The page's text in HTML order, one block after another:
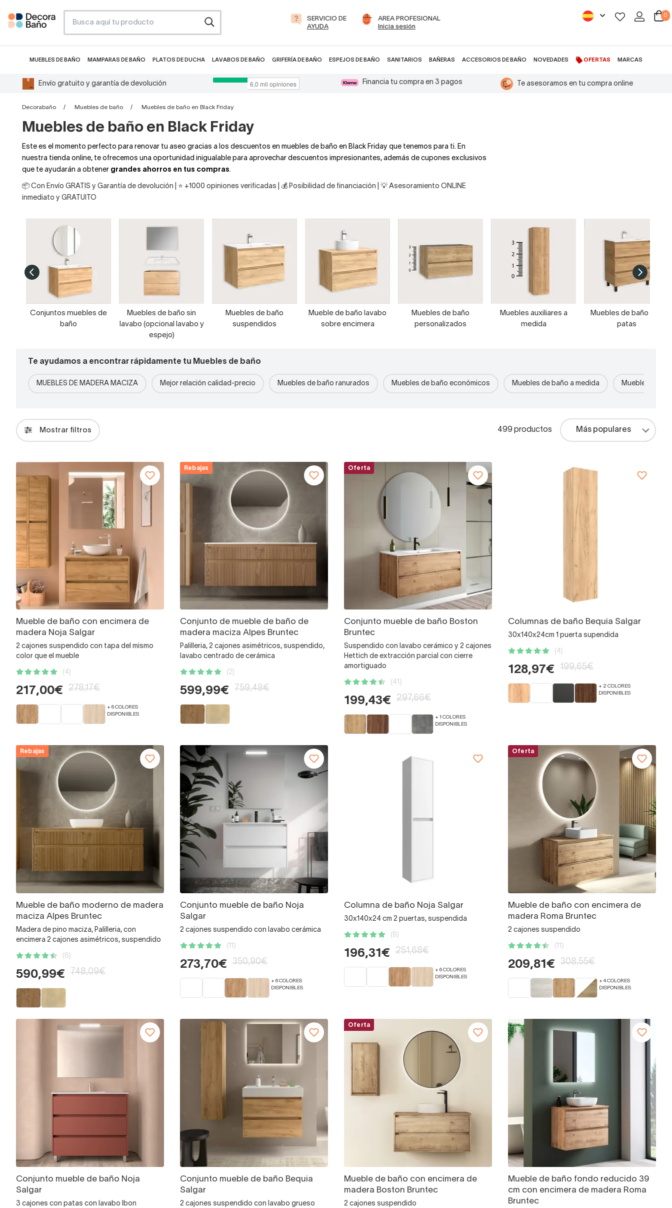
SERVICIO DE
AYUDA
AREA PROFESIONAL
Inicia sesión
0
MUEBLES DE BAÑO MAMPARAS DE BAÑO PLATOS DE DUCHA LAVABOS DE BAÑO GRIFERÍA DE BAÑO ESPEJOS DE BAÑO SANITARIOS BAÑERAS ACCESORIOS DE BAÑO NOVEDADES OFERTAS MARCAS
Envío gratuito y garantía de devolución Financia tu compra en 3 pagos Te asesoramos en tu compra online
Decorabaño Muebles de baño Muebles de baño en Black Friday
Muebles de baño en Black Friday
Este es el momento perfecto para renovar tu aseo gracias a los descuentos en muebles de baño en Black Friday que tenemos para ti. En
nuestra tienda online, te ofrecemos una oportunidad inigualable para aprovechar descuentos impresionantes, además de cupones exclusivos
que te ayudarán a obtener grandes ahorros en tus compras.
📦 Con Envío GRATIS y Garantía de devolución | ⭐ +1000 opiniones verificadas | 💰 Posibilidad de financiación | 💡 Asesoramiento ONLINE
inmediato y GRATUITO
Conjuntos muebles de
baño
Muebles de baño sin
lavabo (opcional lavabo y
espejo)
Muebles de baño
suspendidos
Mueble de baño lavabo
sobre encimera
Muebles de baño
personalizados
Muebles auxiliares a
medida
Muebles de baño con
patas
Te ayudamos a encontrar rápidamente tu Muebles de baño
MUEBLES DE MADERA MACIZA Mejor relación calidad-precio Muebles de baño ranurados Muebles de baño económicos Muebles de baño a medida Muebles de
Mostrar filtros 499 productos
Mueble de baño con encimera de
madera Noja Salgar
2 cajones suspendido con tapa del mismo
color que el mueble
(4)
217,00€ 278,17€
+ 6 COLORES
DISPONIBLES
Rebajas
Conjunto de mueble de baño de
madera maciza Alpes Bruntec
Palilleria, 2 cajones asimétricos, suspendido,
lavabo centrado de cerámica
(2)
599,99€ 759,48€
Oferta
Conjunto mueble de baño Boston
Bruntec
Suspendido con lavabo cerámico y 2 cajones
Hettich de extracción parcial con cierre
amortiguado
(41)
199,43€ 297,66€
+ 1 COLORES
DISPONIBLES
Columnas de baño Bequia Salgar
30x140x24cm 1 puerta supendida
(4)
128,97€ 199,65€
+ 2 COLORES
DISPONIBLES
Rebajas
Mueble de baño moderno de madera
maciza Alpes Bruntec
Madera de pino maciza, Palilleria, con
encimera 2 cajones asimétricos, suspendido
(6)
590,99€ 748,09€
Conjunto mueble de baño Noja
Salgar
2 cajones suspendido con lavabo cerámica
(11)
273,70€ 350,90€
+ 6 COLORES
DISPONIBLES
Columna de baño Noja Salgar
30x140x24 cm 2 puertas, suspendida
(8)
196,31€ 251,68€
+ 6 COLORES
DISPONIBLES
Oferta
Mueble de baño con encimera de
madera Roma Bruntec
2 cajones suspendido
(11)
209,81€ 308,55€
+ 4 COLORES
DISPONIBLES
Conjunto mueble de baño Noja
Salgar
3 cajones con patas con lavabo Ibon
Conjunto mueble de baño Bequia
Salgar
2 cajones suspendido con lavabo grueso
Oferta
Mueble de baño con encimera de
madera Boston Bruntec
2 cajones suspendido
Mueble de baño fondo reducido 39
cm con encimera de madera Roma
Bruntec